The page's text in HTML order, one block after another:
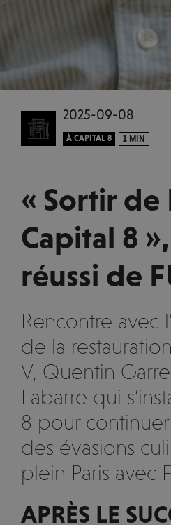
2025-09-08
À CAPITAL 8 1 MIN
« Sortir de
Capital 8
réussi de
Rencontre avec
de la
V, Quentin
Labarre qui
8 pour
des évasions
plein Paris avec
APRÈS LE